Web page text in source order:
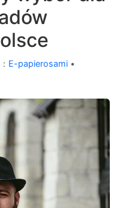
E-papierosami •